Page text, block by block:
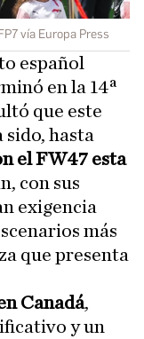
vía Europa Press
español
en la 14ª
que este
hasta
el FW47 esta
con sus
exigencia
más
que presenta
Canadá,
y un